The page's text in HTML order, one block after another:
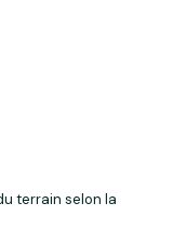
terrain selon la